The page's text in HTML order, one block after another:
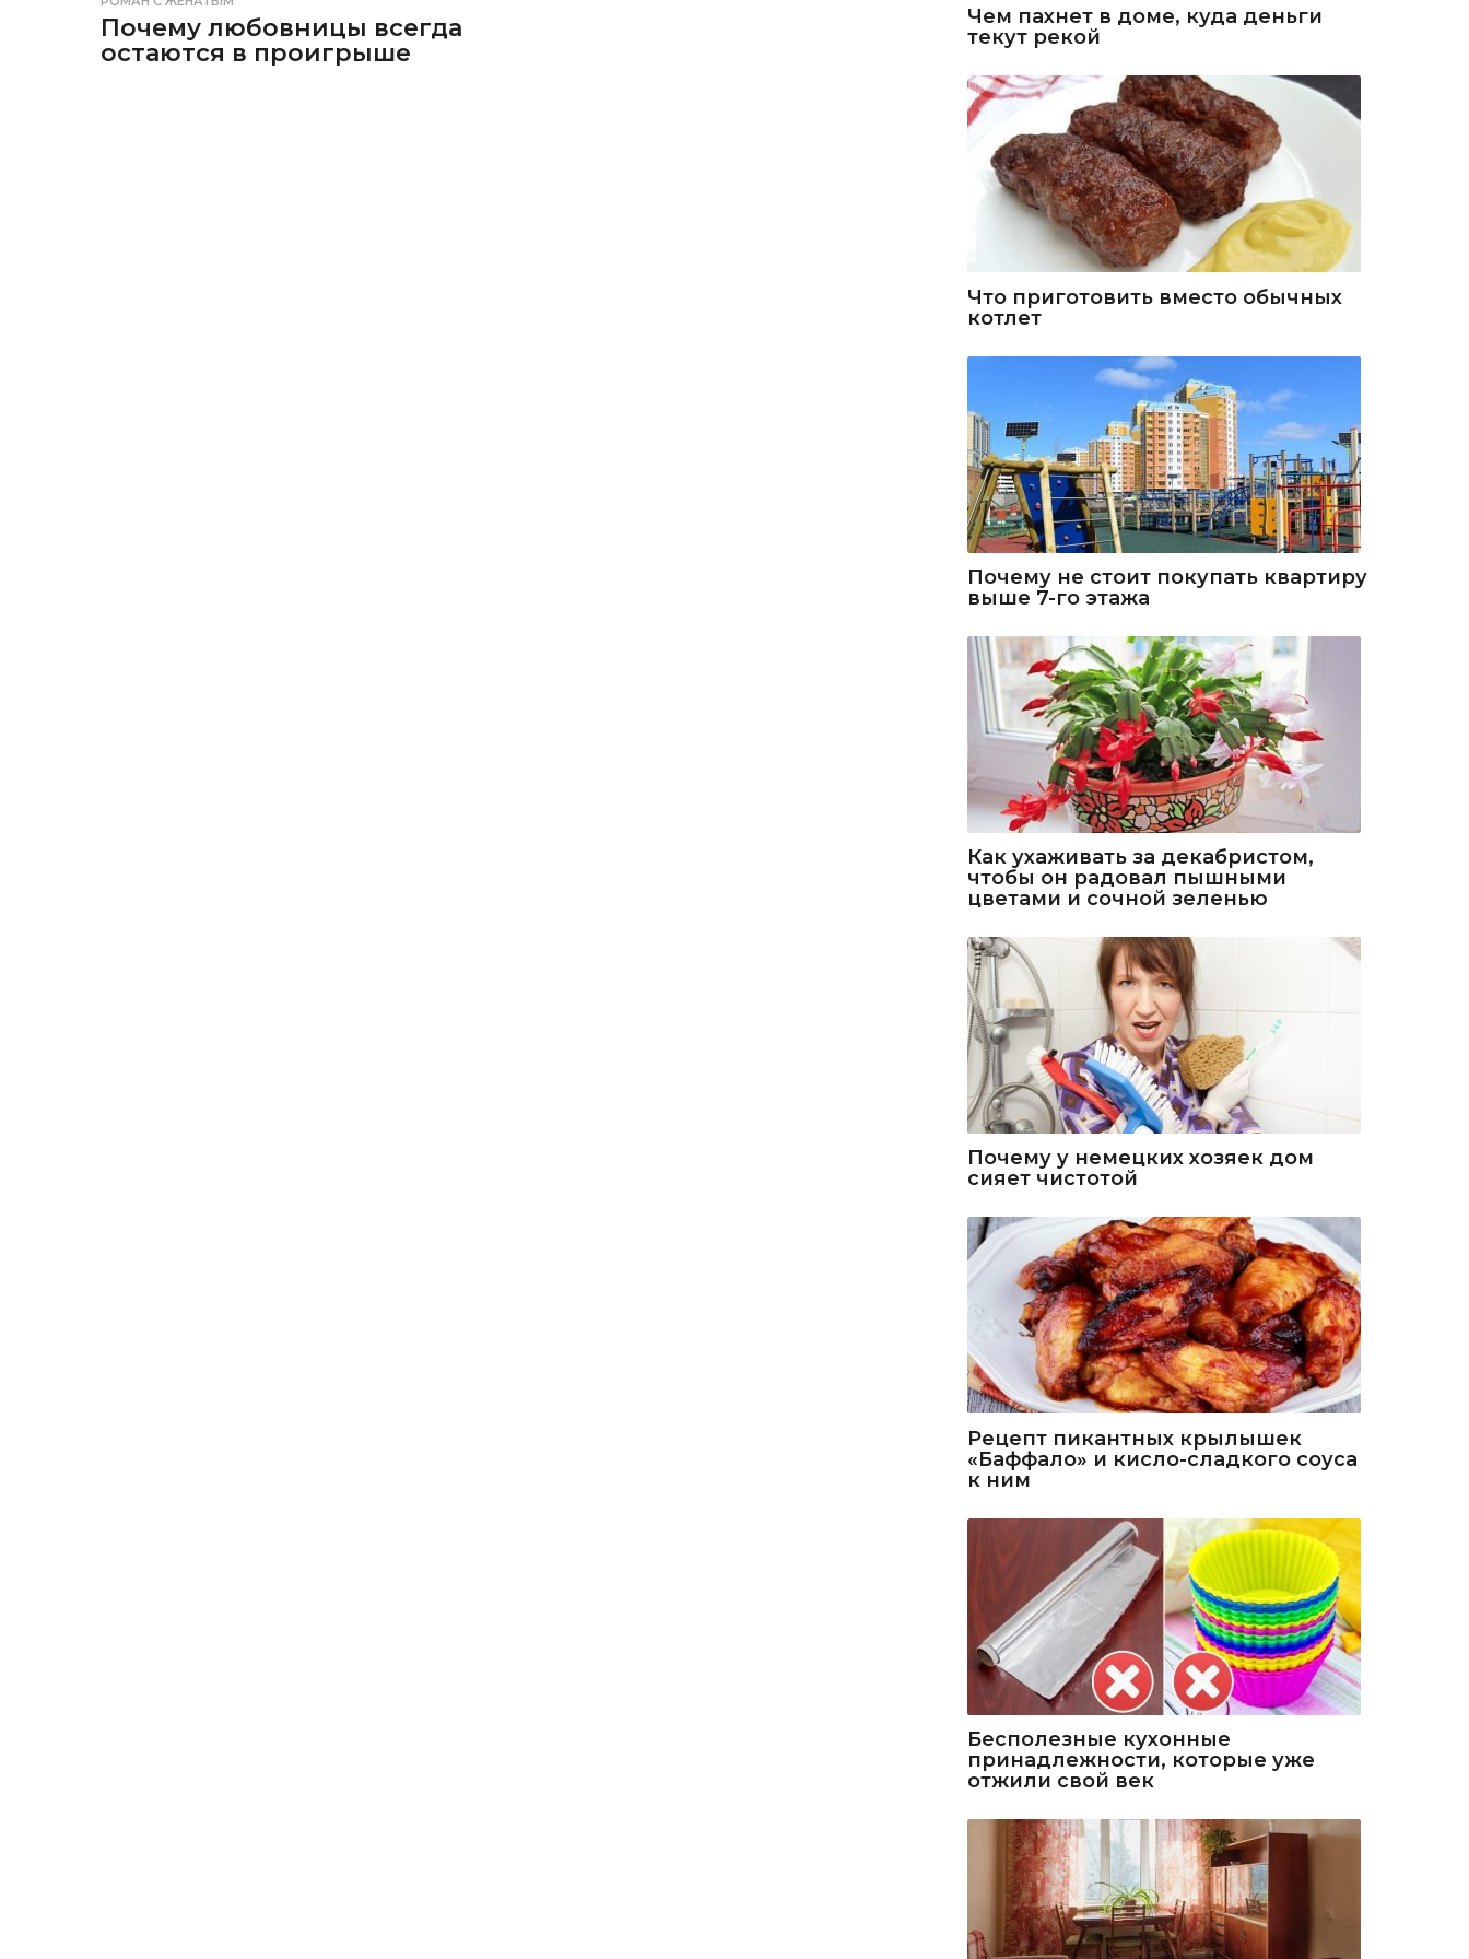
Почему любовницы всегда
остаются в проигрыше
Чем пахнет в доме, куда деньги
текут рекой
Что приготовить вместо обычных
котлет
Почему не стоит покупать квартиру
выше 7-го этажа
Как ухаживать за декабристом,
чтобы он радовал пышными
цветами и сочной зеленью
Почему у немецких хозяек дом
сияет чистотой
Рецепт пикантных крылышек
«Баффало» и кисло-сладкого соуса
к ним
Бесполезные кухонные
принадлежности, которые уже
отжили свой век